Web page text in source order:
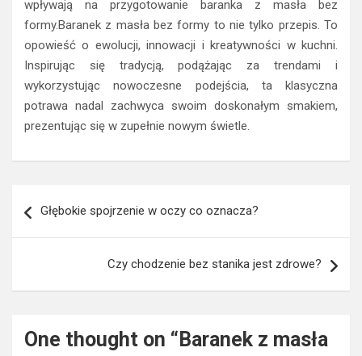
wpływają na przygotowanie baranka z masła bez
formy.Baranek z masła bez formy to nie tylko przepis. To
opowieść o ewolucji, innowacji i kreatywności w kuchni.
Inspirując się tradycją, podążając za trendami i
wykorzystując nowoczesne podejścia, ta klasyczna
potrawa nadal zachwyca swoim doskonałym smakiem,
prezentując się w zupełnie nowym świetle.
Nawigacja
wpisuGłębokie spojrzenie w oczy co oznacza?
Czy chodzenie bez stanika jest zdrowe?
One thought on “Baranek z masła